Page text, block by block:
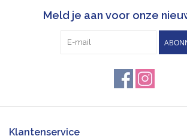
Meld je aan voor onze
Klantenservice